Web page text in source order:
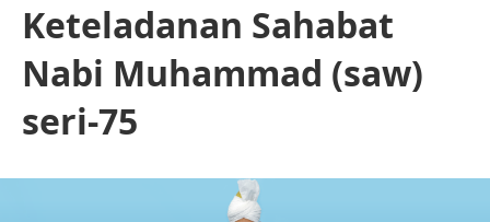
Keteladanan Sahabat
Nabi Muhammad (saw)
seri-75